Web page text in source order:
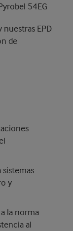
54EG
EPD
de
sistemas
y
la norma
al